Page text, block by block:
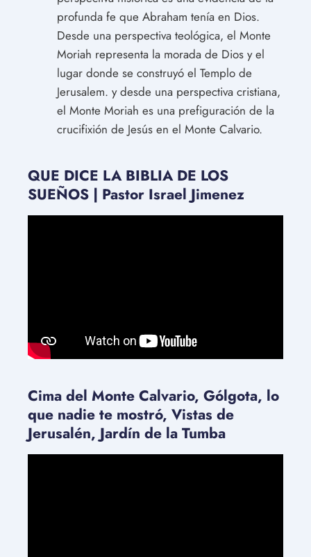
profunda fe que Abraham tenía en Dios.
Desde una perspectiva teológica, el Monte
Moriah representa la morada de Dios y el
lugar donde se construyó el Templo de
Jerusalem. y desde una perspectiva cristiana,
el Monte Moriah es una prefiguración de la
crucifixión de Jesús en el Monte Calvario.
QUE DICE LA BIBLIA DE LOS
SUEÑOS | Pastor Israel Jimenez
Cima del Monte Calvario, Gólgota, lo
que nadie te mostró, Vistas de
Jerusalén, Jardín de la Tumba